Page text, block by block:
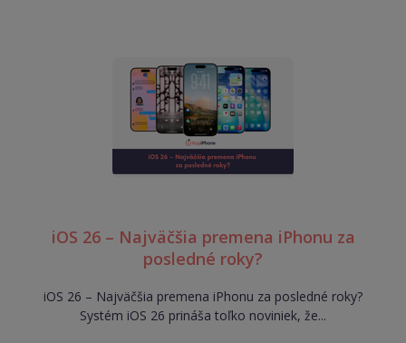
iOS 26 – Najväčšia premena iPhonu za
posledné roky?
iOS 26 – Najväčšia premena iPhonu za posledné roky?
Systém iOS 26 prináša toľko noviniek, že...